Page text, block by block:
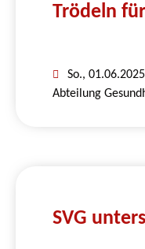
Trödeln
So., 01.06.2025
Abteilung
SVG